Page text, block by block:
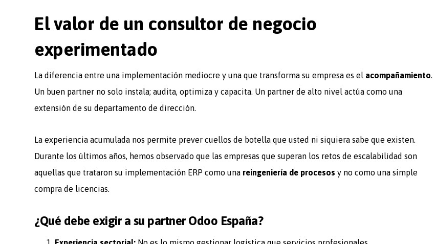
El valor de un consultor de negocio
experimentado
La diferencia entre una implementación mediocre y una que transforma su empresa es el acompañamiento.
Un buen partner no solo instala; audita, optimiza y capacita. Un partner de alto nivel actúa como una
extensión de su departamento de dirección.
La experiencia acumulada nos permite prever cuellos de botella que usted ni siquiera sabe que existen.
Durante los últimos años, hemos observado que las empresas que superan los retos de escalabilidad son
aquellas que trataron su implementación ERP como una reingeniería de procesos y no como una simple
compra de licencias.
¿Qué debe exigir a su partner Odoo España?